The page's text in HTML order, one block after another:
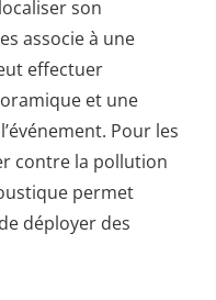
son
associe à une
effectuer
et une
Pour les
contre la pollution
permet
déployer des